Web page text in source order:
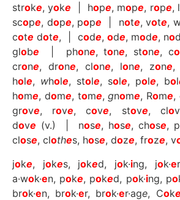
stroke, yoke | hope, mope, rope, l
scope, dope, pope | note, vote,
cote dote, | code, ode, mode, no
globe | phone, tone, stone, co
crone, drone, clone, lone, zone,
hole, whole, stole, sole, pole, bol
home, dome, tome,gnome, Rome,
grove, rove, cove, stove, clov
dove (v.) | nose, hose, chose,
close, clothes, hose, doze, froze, v
joke, jokes, joked, jok·ing, jok·e
a·wok·en, poke, poked, pok·ing, po
brok·en, brok·er, brok·er·age, Coke